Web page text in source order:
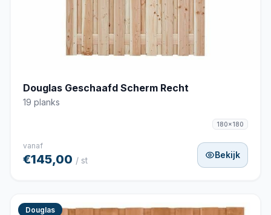
Douglas Geschaafd Scherm Recht
19 planks
180x180
vanaf
€145,00 / st
Bekijk
Douglas